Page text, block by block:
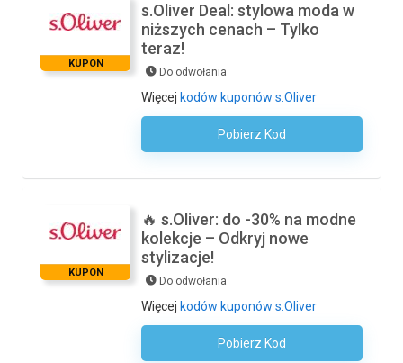
KUPON
s.Oliver Deal: stylowa moda w
niższych cenach – Tylko
teraz!
Do odwołania
Więcej kodów kuponów s.Oliver
Pobierz Kod
Kod Nie Jest Wymagany
KUPON
🔥 s.Oliver: do -30% na modne
kolekcje – Odkryj nowe
stylizacje!
Do odwołania
Więcej kodów kuponów s.Oliver
Pobierz Kod
Kod Nie Jest Wymagany